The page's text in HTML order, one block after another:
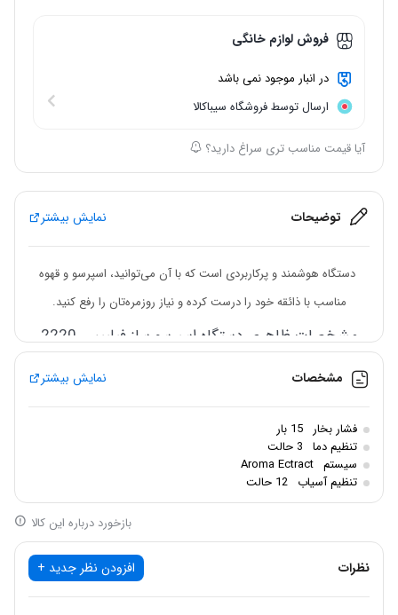
فروش لوازم خانگی
در انبار موجود نمی باشد
ارسال توسط فروشگاه سیباکالا
آیا قیمت مناسب تری سراغ دارید؟
توضیحات نمایش بیشتر
دستگاه هوشمند و پرکاربردی است که با آن می‌توانید، اسپرسو و قهوه
مناسب با ذائقه خود را درست کرده و نیاز روزمره‌تان را رفع کنید.
مشخصات ظاهری دستگاه اسپرسو ساز فیلیپس 2220
اسپرسوساز
فیلیپس 2220 با طراحی لوکس و مدرنی که به خود اختصاص
همچنین مجهز به نمایشگر تمام لمسی است که سرو نوشیدنی‌های متنوع
و تنظیمات آن‌ها بر روی پنل کار گذاشته شده است.
مجهز به ۲ نازل قهوه است که می‌تواند هم‌زمان ۲ فنجان نوشیدنی را برای
نازل بخار این دستگاه در سمت چپ دستگاه قرار دارد که با استفاده از آن
مشخصات نمایش بیشتر
فشار بخار 15 بار
تنظیم دما 3 حالت
سیستم Aroma Ectract
تنظیم آسیاب 12 حالت
بازخورد درباره این کالا
نظرات افزودن نظر جدید +